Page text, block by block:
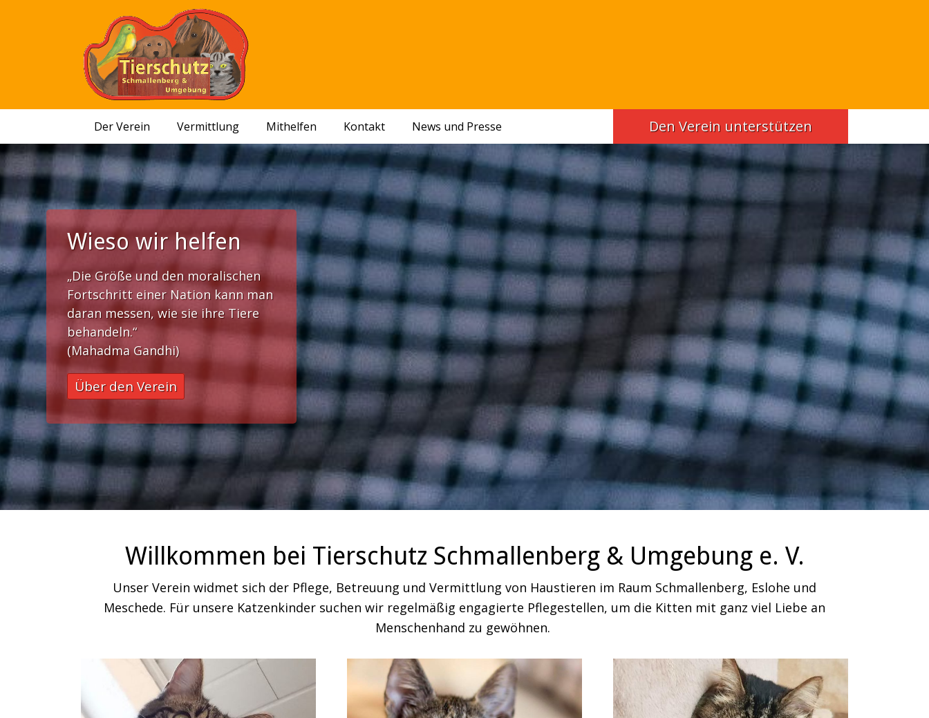
Der Verein Vermittlung Mithelfen Kontakt News und Presse Den Verein unterstützen
Wieso wir helfen
„Die Größe und den moralischen
Fortschritt einer Nation kann man
daran messen, wie sie ihre Tiere
behandeln.“
(Mahadma Gandhi)
Über den Verein
Willkommen bei Tierschutz Schmallenberg & Umgebung e. V.
Unser Verein widmet sich der Pflege, Betreuung und Vermittlung von Haustieren im Raum Schmallenberg, Eslohe und
Meschede. Für unsere Katzenkinder suchen wir regelmäßig engagierte Pflegestellen, um die Kitten mit ganz viel Liebe an
Menschenhand zu gewöhnen.